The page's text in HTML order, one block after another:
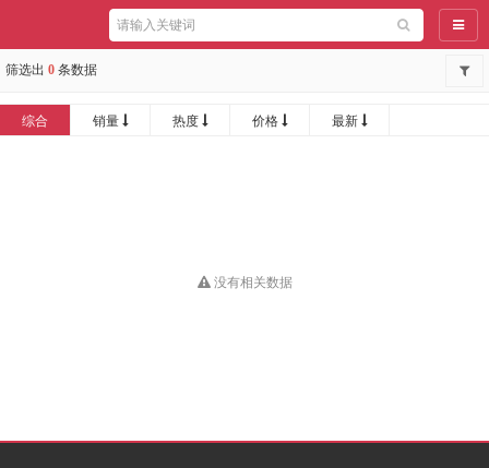
导航
筛选出 0 条数据
综合 销量 热度 价格 最新
没有相关数据